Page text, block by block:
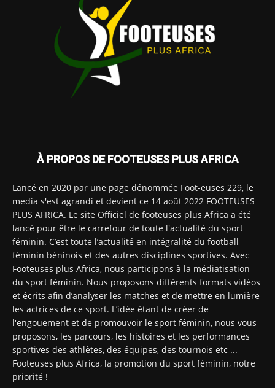
À PROPOS DE FOOTEUSES PLUS AFRICA
Lancé en 2020 par une page dénommée Foot-euses 229, le
media s'est agrandi et devient ce 14 août 2022 FOOTEUSES
PLUS AFRICA. Le site Officiel de footeuses plus Africa a été
lancé pour être le carrefour de toute l'actualité du sport
féminin. C’est toute l’actualité en intégralité du football
féminin béninois et des autres disciplines sportives. Avec
Footeuses plus Africa, nous participons à la médiatisation
du sport féminin. Nous proposons différents formats vidéos
et écrits afin d’analyser les matches et de mettre en lumière
les actrices de ce sport. L’idée étant de créer de
l'engouement et de promouvoir le sport féminin, nous vous
proposons, les parcours, les histoires et les performances
sportives des athlètes, des équipes, des tournois etc ...
Footeuses plus Africa, la promotion du sport féminin, notre
priorité !